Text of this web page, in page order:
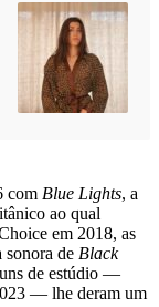
com Blue Lights, a
ao qual
em 2018, as
sonora de Black
de estúdio —
— lhe deram um